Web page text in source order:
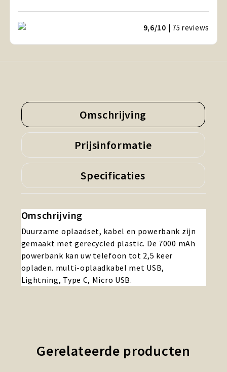
9,6/10 | 75reviews
Omschrijving
Prijsinformatie
Specificaties
Omschrijving
Duurzame oplaadset, kabel en powerbank zijn
gemaakt met gerecycled plastic. De 7000 mAh
powerbank kan uw telefoon tot 2,5 keer
opladen. multi-oplaadkabel met USB,
Lightning, Type C, Micro USB.
Gerelateerde producten